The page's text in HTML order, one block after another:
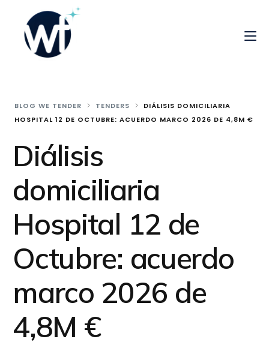
BLOG WE TENDER TENDERS
DIÁLISIS DOMICILIARIA
HOSPITAL 12 DE OCTUBRE: ACUERDO MARCO 2026 DE 4,8M €
Diálisis
domiciliaria
Hospital 12 de
Octubre: acuerdo
marco 2026 de
4,8M €